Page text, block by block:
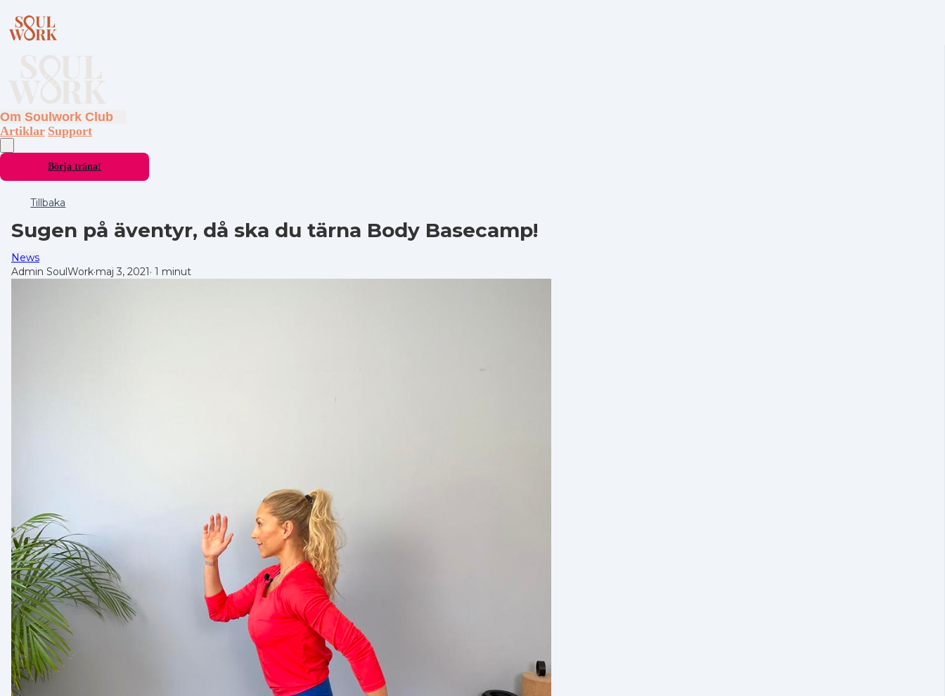
Om Soulwork Club
Artiklar Support
Börja träna!
Tillbaka
Sugen på äventyr, då ska du tärna Body Basecamp!
News
Admin SoulWork·maj 3, 2021· 1 minut